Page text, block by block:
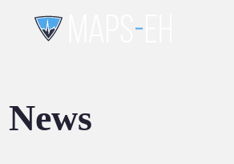
c
o
News